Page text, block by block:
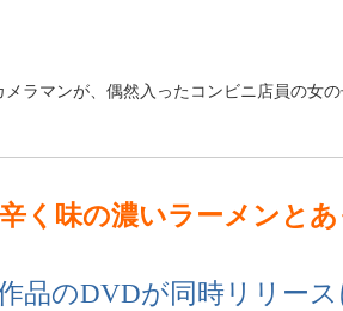
メラマンが、偶然入ったコンビニ店員の女
く味の濃いラーメンと
のDVDが同時リリー